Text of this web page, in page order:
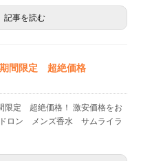
記事を読む
間限定 超絶価格
限定 超絶価格！ 激安価格をお
ドロン メンズ香水 サムライラ